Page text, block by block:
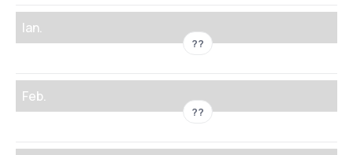
Ian.
??
Feb.
??